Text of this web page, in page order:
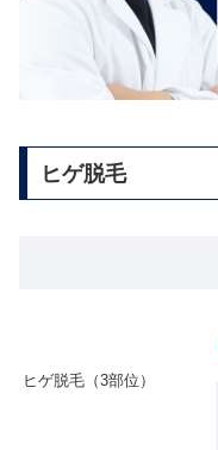
ヒゲ脱毛
ヒゲ脱毛（3部位）